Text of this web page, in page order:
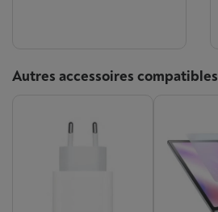
Autres accessoires compatibles